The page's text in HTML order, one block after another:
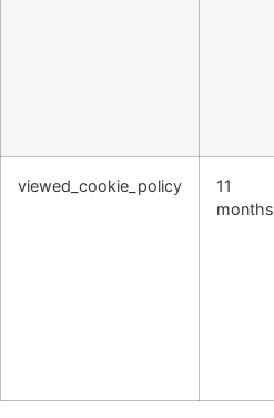
viewed_cookie_policy
11
months